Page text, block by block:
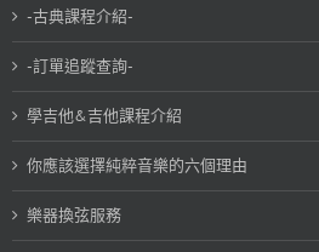
-古典課程介紹-
-訂單追蹤查詢-
學吉他&吉他課程介紹
你應該選擇純粹音樂的六個理由
樂器換弦服務